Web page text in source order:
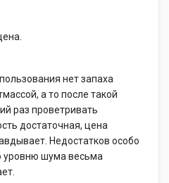
нет запаха
а то после такой
раз проветривать
достаточная, цена
Недостатков особо
уровню шума весьма